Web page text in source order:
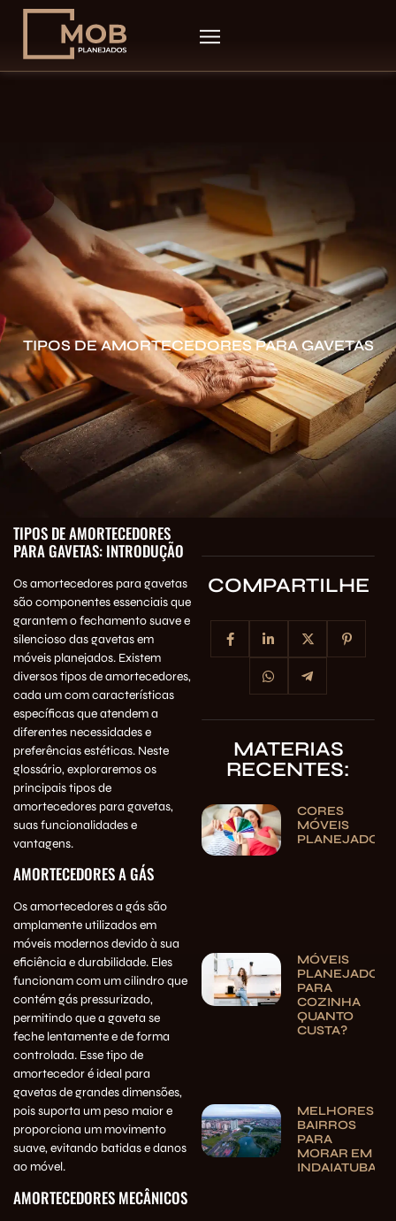
TIPOS DE AMORTECEDORES PARA GAVETAS
TIPOS DE AMORTECEDORES
PARA GAVETAS: INTRODUÇÃO
Os amortecedores para gavetas
são componentes essenciais que
garantem o fechamento suave e
silencioso das gavetas em
móveis planejados. Existem
diversos tipos de amortecedores,
cada um com características
específicas que atendem a
diferentes necessidades e
preferências estéticas. Neste
glossário, exploraremos os
principais tipos de
amortecedores para gavetas,
suas funcionalidades e
vantagens.
AMORTECEDORES A GÁS
Os amortecedores a gás são
amplamente utilizados em
móveis modernos devido à sua
eficiência e durabilidade. Eles
funcionam com um cilindro que
contém gás pressurizado,
permitindo que a gaveta se
feche lentamente e de forma
controlada. Esse tipo de
amortecedor é ideal para
gavetas de grandes dimensões,
pois suporta um peso maior e
proporciona um movimento
suave, evitando batidas e danos
ao móvel.
AMORTECEDORES MECÂNICOS
COMPARTILHE
MATERIAS
RECENTES:
CORES
MÓVEIS
PLANEJADOS
MÓVEIS
PLANEJADOS
PARA
COZINHA
QUANTO
CUSTA?
MELHORES
BAIRROS
PARA
MORAR EM
INDAIATUBA